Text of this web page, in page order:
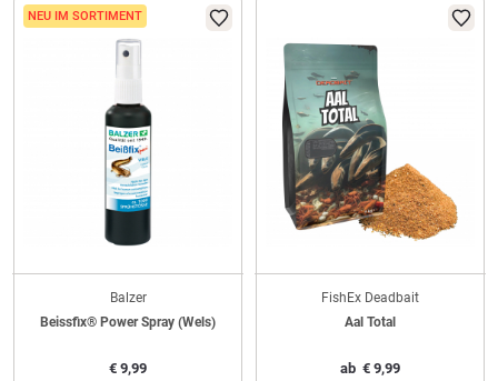
NEU IM SORTIMENT
Balzer
Beissfix® Power Spray (Wels)
€ 9,99
FishEx Deadbait
Aal Total
ab € 9,99